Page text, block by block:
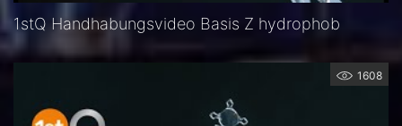
1stQ Handhabungsvideo Basis Z hydrophob
1608